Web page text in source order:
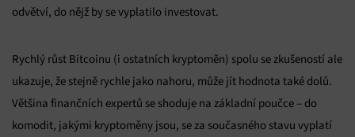
odvětví, do nějž by se vyplatilo investovat.
Rychlý růst Bitcoinu (i ostatních kryptoměn) spolu se zkušeností ale
ukazuje, že stejně rychle jako nahoru, může jít hodnota také dolů.
Většina finančních expertů se shoduje na základní poučce – do
komodit, jakými kryptoměny jsou, se za současného stavu vyplatí